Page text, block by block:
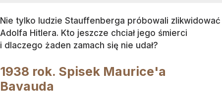
Nie tylko ludzie Stauffenberga próbowali zlikwidować
Adolfa Hitlera. Kto jeszcze chciał jego śmierci
i dlaczego żaden zamach się nie udał?
1938 rok. Spisek Maurice'a
Bavauda